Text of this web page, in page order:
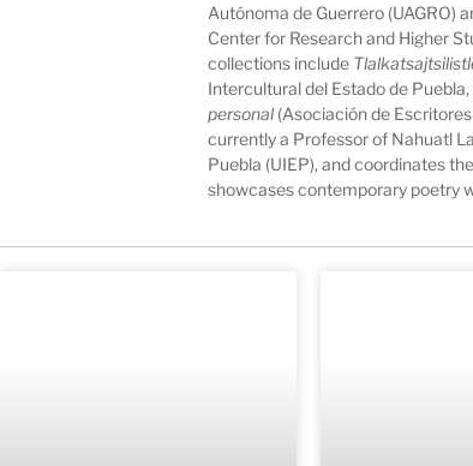
Autónoma de Guerrero (UAGRO)
Center for Research and Higher
collections include
Intercultural del Estado de
personal (Asociación de
currently a Professor of Nahuatl
Puebla (UIEP), and coordinates
showcases contemporary poetry